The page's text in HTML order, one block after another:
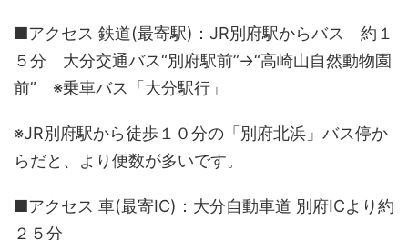
■アクセス 鉄道(最寄駅)：JR別府駅からバス 約１
５分 大分交通バス“別府駅前”→“高崎山自然動物園
前” ※乗車バス「大分駅行」
※JR別府駅から徒歩１０分の「別府北浜」バス停か
らだと、より便数が多いです。
■アクセス 車(最寄IC)：大分自動車道 別府ICより約
２５分